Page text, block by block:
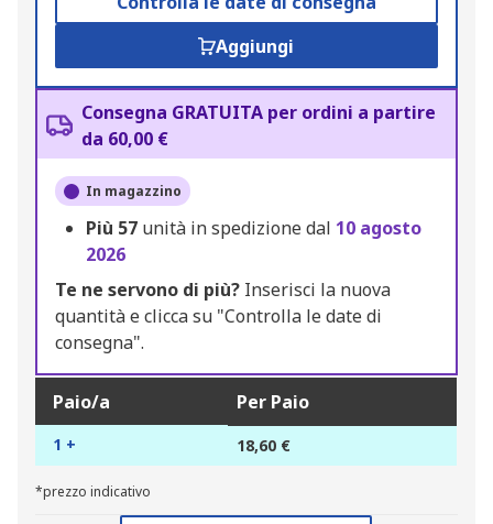
Aggiungi
Consegna GRATUITA per ordini a partire
da 60,00 €
In magazzino
Più 57 unità in spedizione dal 10 agosto
2026
Te ne servono di più? Inserisci la nuova
quantità e clicca su "Controlla le date di
consegna".
Paio/a Per Paio
1 + 18,60 €
*prezzo indicativo